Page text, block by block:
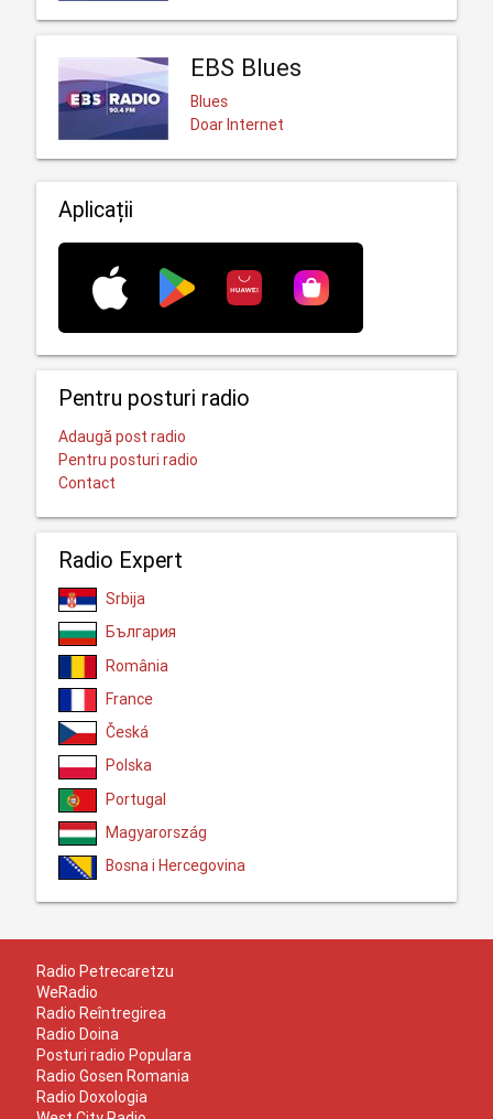
EBS Blues
Blues
Doar Internet
Aplicații
Pentru posturi radio
Adaugă post radio
Pentru posturi radio
Contact
Radio Expert
Srbija
България
România
France
Česká
Polska
Portugal
Magyarország
Bosna i Hercegovina
Radio Petrecaretzu
WeRadio
Radio Reîntregirea
Radio Doina
Posturi radio Populara
Radio Gosen Romania
Radio Doxologia